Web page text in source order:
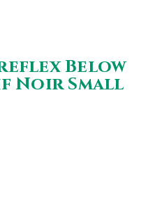
Below
Noir Small